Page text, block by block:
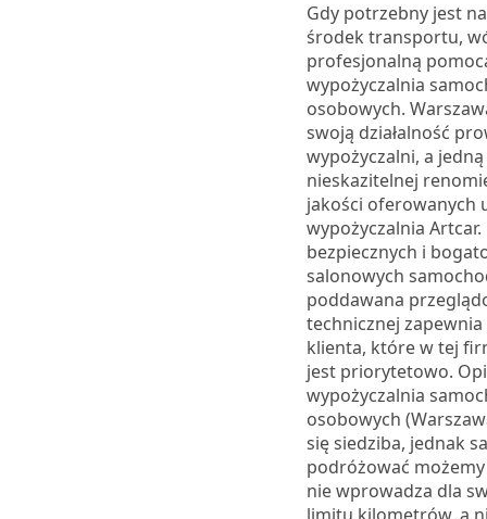
Gdy potrzebny jest
środek transportu,
profesjonalną
wypożyczalnia
osobowych.
swoją działalność
wypożyczalni, a
nieskazitelnej
jakości oferowanych
wypożyczalnia
bezpiecznych i
salonowych
poddawana
technicznej
klienta, które w tej
jest priorytetowo.
wypożyczalnia
osobowych
się siedziba, jednak
podróżować
nie wprowadza dla